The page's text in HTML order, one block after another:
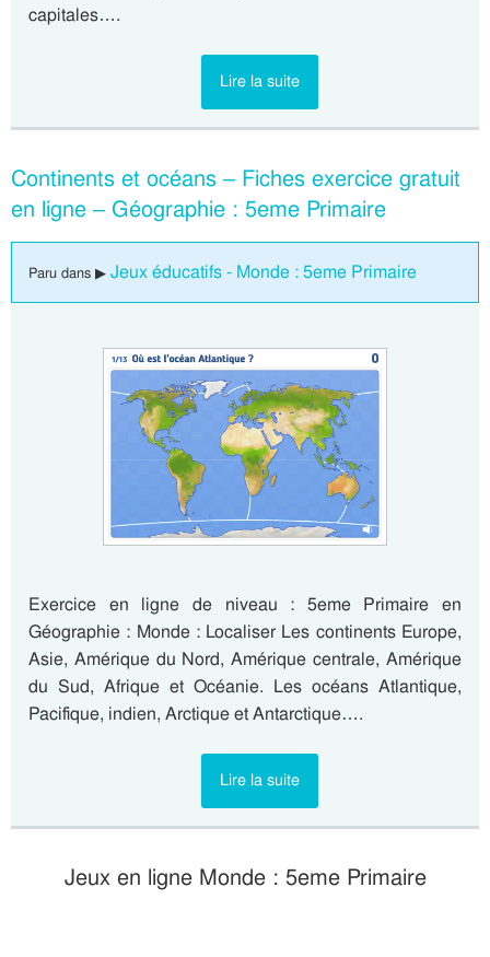
capitales….
Lire la suite
Continents et océans – Fiches exercice gratuit
en ligne – Géographie : 5eme Primaire
Paru dans ▶ Jeux éducatifs - Monde : 5eme Primaire
Exercice en ligne de niveau : 5eme Primaire en
Géographie : Monde : Localiser Les continents Europe,
Asie, Amérique du Nord, Amérique centrale, Amérique
du Sud, Afrique et Océanie. Les océans Atlantique,
Pacifique, indien, Arctique et Antarctique….
Lire la suite
Jeux en ligne Monde : 5eme Primaire